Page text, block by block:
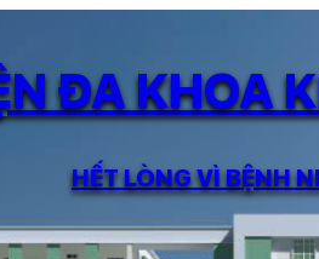
ĐA KHOA
HẾT LÒNG VÌ BỆNH